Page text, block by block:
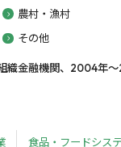
農村・漁村
その他
織金融機関、2004年
食品・フードシス